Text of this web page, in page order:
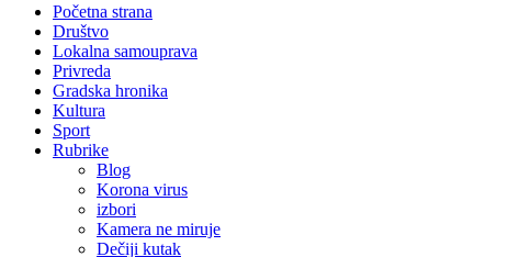
Početna strana
Društvo
Lokalna samouprava
Privreda
Gradska hronika
Kultura
Sport
Rubrike
Blog
Korona virus
izbori
Kamera ne miruje
Dečiji kutak